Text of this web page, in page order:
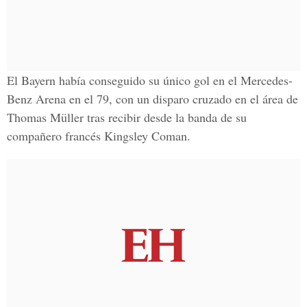
El Bayern había conseguido su único gol en el Mercedes-
Benz Arena en el 79, con un disparo cruzado en el área de
Thomas Müller tras recibir desde la banda de su
compañero francés Kingsley Coman.